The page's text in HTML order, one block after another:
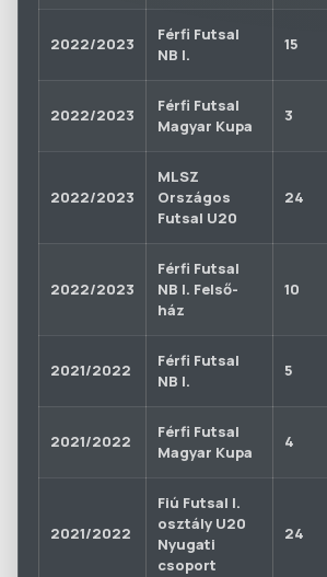
2022/2023
Férfi Futsal
NB I.
15
2022/2023
Férfi Futsal
Magyar Kupa
3
2022/2023
MLSZ
Országos
Futsal U20
24
2022/2023
Férfi Futsal
NB I. Felső-
ház
10
2021/2022
Férfi Futsal
NB I.
5
2021/2022
Férfi Futsal
Magyar Kupa
4
2021/2022
Fiú Futsal I.
osztály U20
Nyugati
csoport
24